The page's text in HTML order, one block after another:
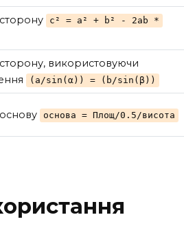
c² = a² + b² - 2ab *
використовуючи
(a/sin(α)) = (b/sin(β))
основа = Площ/0.5/висота